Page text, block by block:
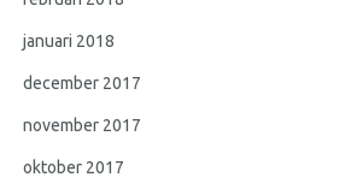
januari 2018
december 2017
november 2017
oktober 2017